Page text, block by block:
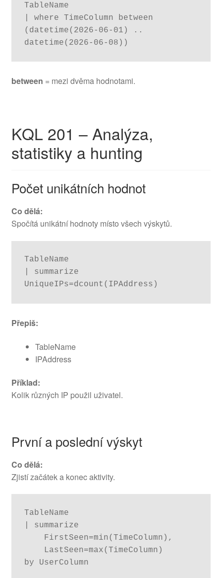
TableName
| where TimeColumn between
(datetime(2026-06-01) ..
datetime(2026-06-08))
between = mezi dvěma hodnotami.
KQL 201 – Analýza,
statistiky a hunting
Počet unikátních hodnot
Co dělá:
Spočítá unikátní hodnoty místo všech výskytů.
TableName
| summarize
UniqueIPs=dcount(IPAddress)
Přepiš:
TableName
IPAddress
Příklad:
Kolik různých IP použil uživatel.
První a poslední výskyt
Co dělá:
Zjistí začátek a konec aktivity.
TableName
| summarize
by UserColumn